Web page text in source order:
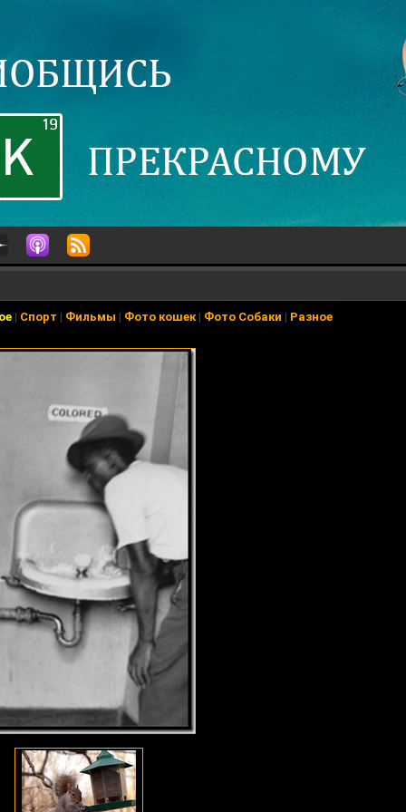
| Спорт | Фильмы | Фото кошек| Фото Собаки | Разное